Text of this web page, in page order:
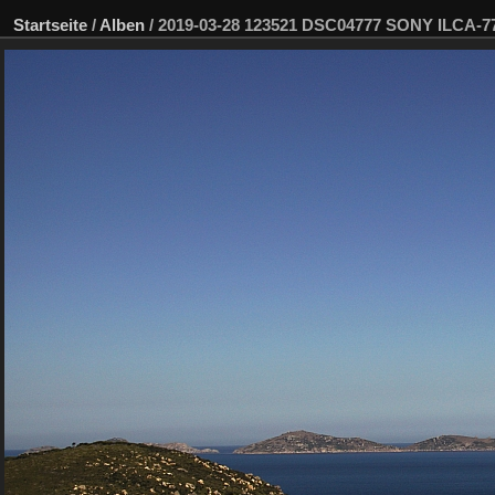
Startseite / Alben / 2019-03-28 123521 DSC04777 SONY ILCA-